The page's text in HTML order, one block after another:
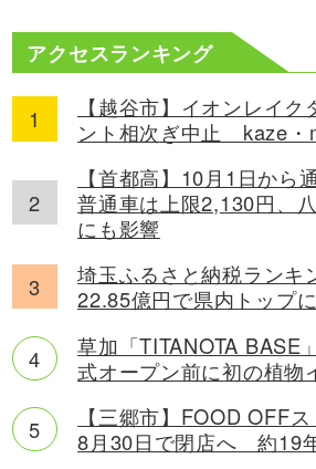
アクセスランキング
【越谷市】イオンレイ
ント相次ぎ中止 kaze・
【首都高】10月1日から
普通車は上限2,130円、
にも影響
埼玉ふるさと納税ランキ
22.85億円で県内トップに
草加「TITANOTA BASE
式オープン前に初の植物
【三郷市】FOOD OFF
8月30日で閉店へ 約19